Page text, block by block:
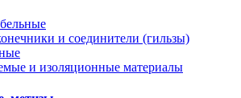
и соединители (гильзы)
и изоляционные материалы